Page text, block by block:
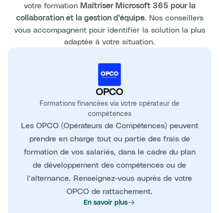
votre formation Maîtriser Microsoft 365 pour la
collaboration et la gestion d'équipe. Nos conseillers
vous accompagnent pour identifier la solution la plus
adaptée à votre situation.
OPCO
Formations financées via votre opérateur de
compétences
Les OPCO (Opérateurs de Compétences) peuvent
prendre en charge tout ou partie des frais de
formation de vos salariés, dans le cadre du plan
de développement des compétences ou de
l’alternance. Renseignez-vous auprès de votre
OPCO de rattachement.
En savoir plus